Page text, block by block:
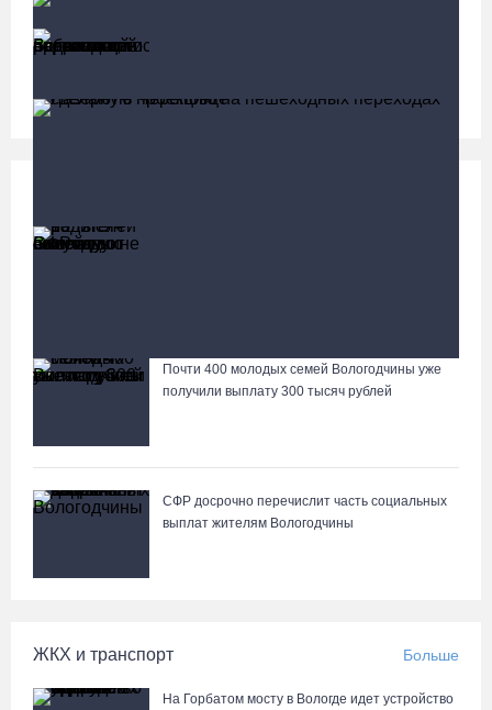
Лазерную проекцию на пешеходных переходах сделают в
Почти 400 молодых семей Вологодчины уже
получили выплату 300 тысяч рублей
СФР досрочно перечислит часть социальных
выплат жителям Вологодчины
ЖКХ и транспорт Больше
На Горбатом мосту в Вологде идет устройство